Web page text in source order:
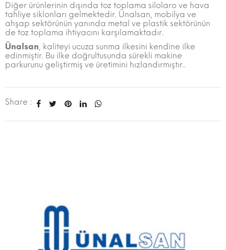
Diğer ürünlerinin dışında toz toplama silolaro ve hava
tahliye siklonları gelmektedir. Ünalsan, mobilya ve
ahşap sektörünün yanında metal ve plastik sektörünün
de toz toplama ihtiyacını karşılamaktadır.
Ünalsan, kaliteyi ucuza sunma ilkesini kendine ilke
edinmiştir. Bu ilke doğrultusunda sürekli makine
parkurunu geliştirmiş ve üretimini hızlandırmıştır..
Share :